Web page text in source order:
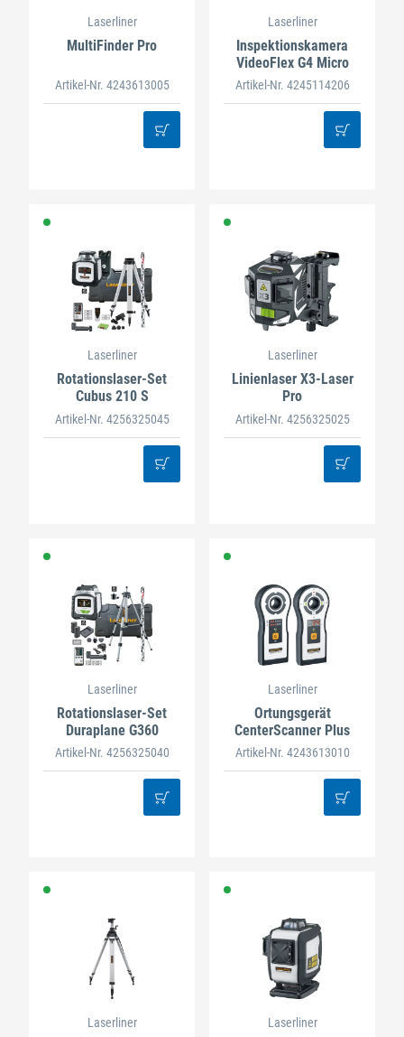
Laserliner
MultiFinder Pro
Artikel-Nr. 4243613005
Laserliner
Inspektionskamera
VideoFlex G4 Micro
Artikel-Nr. 4245114206
Laserliner
Rotationslaser-Set
Cubus 210 S
Artikel-Nr. 4256325045
Laserliner
Linienlaser X3-Laser
Pro
Artikel-Nr. 4256325025
Laserliner
Rotationslaser-Set
Duraplane G360
Artikel-Nr. 4256325040
Laserliner
Ortungsgerät
CenterScanner Plus
Artikel-Nr. 4243613010
Laserliner Laserliner